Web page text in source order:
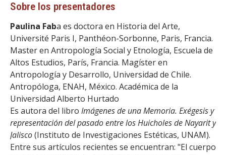
Sobre los presentadores
Paulina Faba es doctora en Historia del Arte,
Université Paris I, Panthéon-Sorbonne, Paris, Francia.
Master en Antropología Social y Etnología, Escuela de
Altos Estudios, París, Francia. Magíster en
Antropología y Desarrollo, Universidad de Chile.
Antropóloga, ENAH, México. Académica de la
Universidad Alberto Hurtado
Es autora del libro Imágenes de una Memoria. Exégesis y
representación del pasado entre los Huicholes de Nayarit y
Jalisco(Instituto de Investigaciones Estéticas, UNAM).
Entre sus artículos recientes se encuentran: "El cuerpo